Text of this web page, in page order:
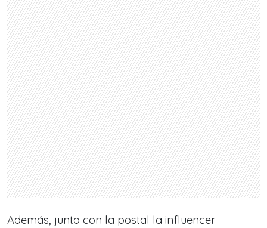
Además, junto con la postal la influencer